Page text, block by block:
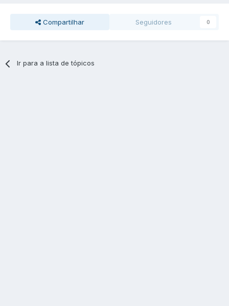
Compartilhar Seguidores 0
Ir para a lista de tópicos